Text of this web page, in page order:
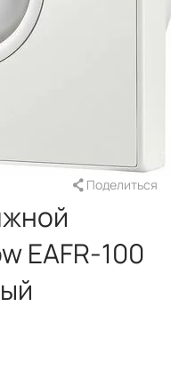
Поделиться
EAFR-100